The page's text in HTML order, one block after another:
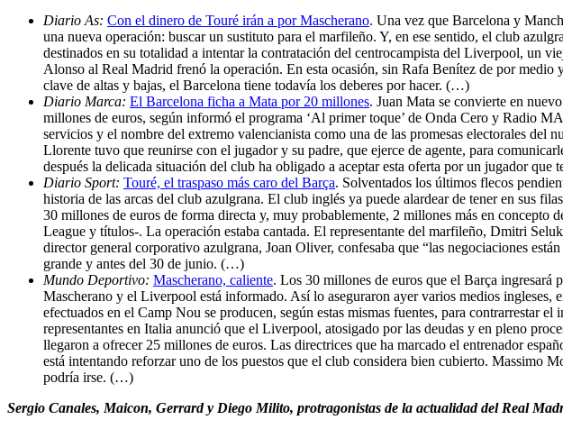
Diario As: Con el dinero de Touré irán a por Mascherano. Una vez que Barcelona y
una nueva operación: buscar un sustituto para el marfileño. Y, en ese sentido, el club
destinados en su totalidad a intentar la contratación del centrocampista del Liverpool, un
Alonso al Real Madrid frenó la operación. En esta ocasión, sin Rafa Benítez de por
clave de altas y bajas, el Barcelona tiene todavía los deberes por hacer. (…)
Diario Marca: El Barcelona ficha a Mata por 20 millones. Juan Mata se convierte en
millones de euros, según informó el programa ‘Al primer toque’ de Onda Cero y Radio
servicios y el nombre del extremo valencianista como una de las promesas electorales del
Llorente tuvo que reunirse con el jugador y su padre, que ejerce de agente, para
después la delicada situación del club ha obligado a aceptar esta oferta por un jugador
Diario Sport: Touré, el traspaso más caro del Barça. Solventados los últimos flecos
historia de las arcas del club azulgrana. El club inglés ya puede alardear de tener en sus
30 millones de euros de forma directa y, muy probablemente, 2 millones más en concepto
League y títulos-. La operación estaba cantada. El representante del marfileño, Dmitri
director general corporativo azulgrana, Joan Oliver, confesaba que “las negociaciones
grande y antes del 30 de junio. (…)
Mundo Deportivo: Mascherano, caliente. Los 30 millones de euros que el Barça ingresará
Mascherano y el Liverpool está informado. Así lo aseguraron ayer varios medios
efectuados en el Camp Nou se producen, según estas mismas fuentes, para contrarrestar
representantes en Italia anunció que el Liverpool, atosigado por las deudas y en pleno
llegaron a ofrecer 25 millones de euros. Las directrices que ha marcado el entrenador
está intentando reforzar uno de los puestos que el club considera bien cubierto. Massimo
podría irse. (…)
Sergio Canales, Maicon, Gerrard y Diego Milito, protragonistas de la actualidad del Real